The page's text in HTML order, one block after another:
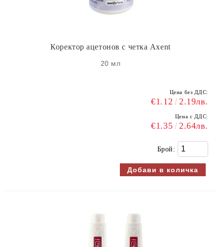
Коректор ацетонов с четка Axent
20 мл
Цена без ДДС:
€1.12 2.19лв.
Цена с ДДС:
€1.35 2.64лв.
Брой: